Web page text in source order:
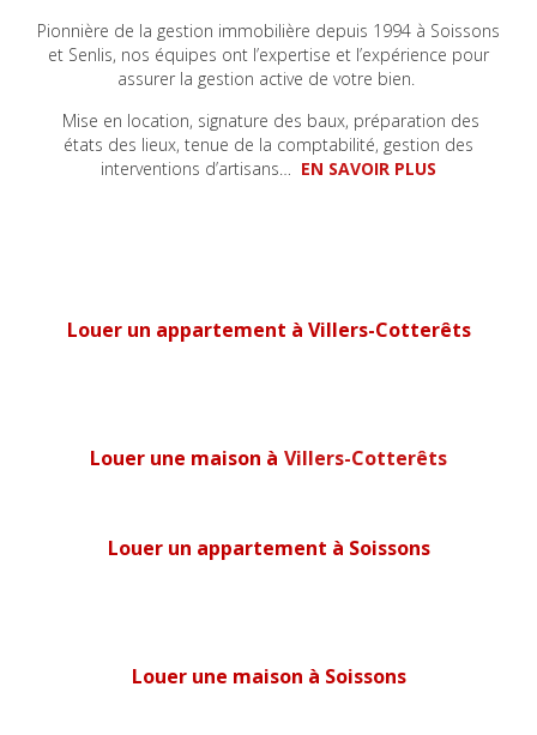
Pionnière de la gestion immobilière depuis 1994 à Soissons
et Senlis, nos équipes ont l’expertise et l’expérience pour
assurer la gestion active de votre bien.
Mise en location, signature des baux, préparation des
états des lieux, tenue de la comptabilité, gestion des
interventions d’artisans… EN SAVOIR PLUS
Louer un appartement à Villers-Cotterêts
Louer une maison à Villers-Cotterêts
Louer un appartement à Soissons
Louer une maison à Soissons